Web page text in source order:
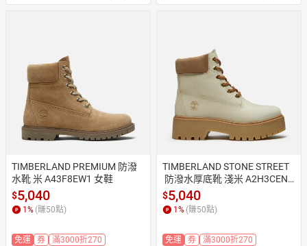
TIMBERLAND PREMIUM 防潑
水靴 米 A43F8EW1 女鞋
$5,040
1% (賺50點)
免運 券 滿3000折270
TIMBERLAND STONE STREET
防潑水厚底靴 淺米 A2H3CEN7
女鞋
$5,040
1% (賺50點)
免運 券 滿3000折270